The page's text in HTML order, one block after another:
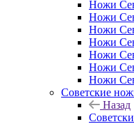
Ножи
Ножи
Ножи
Ножи
Ножи
Ножи
Ножи
Советские
Назад